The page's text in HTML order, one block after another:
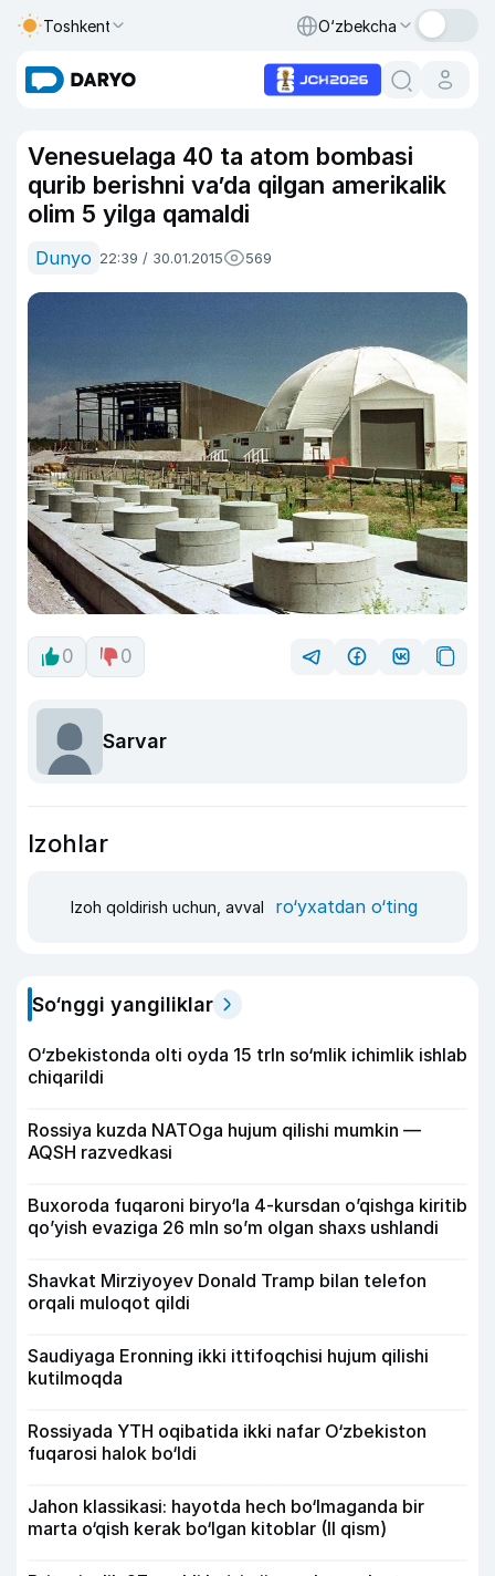
Toshkent O‘zbekcha
Venesuelaga 40 ta atom bombasi
qurib berishni va’da qilgan amerikalik
olim 5 yilga qamaldi
Dunyo 22:39 / 30.01.2015 569
0 0
Sarvar
Izohlar
Izoh qoldirish uchun, avval ro‘yxatdan o‘ting
So‘nggi yangiliklar
O‘zbekistonda olti oyda 15 trln so‘mlik ichimlik ishlab
chiqarildi
Rossiya kuzda NATOga hujum qilishi mumkin —
AQSH razvedkasi
Buxoroda fuqaroni biryo‘la 4-kursdan o’qishga kiritib
qo’yish evaziga 26 mln so’m olgan shaxs ushlandi
Shavkat Mirziyoyev Donald Tramp bilan telefon
orqali muloqot qildi
Saudiyaga Eronning ikki ittifoqchisi hujum qilishi
kutilmoqda
Rossiyada YTH oqibatida ikki nafar O‘zbekiston
fuqarosi halok bo‘ldi
Jahon klassikasi: hayotda hech bo‘lmaganda bir
marta o‘qish kerak bo‘lgan kitoblar (II qism)